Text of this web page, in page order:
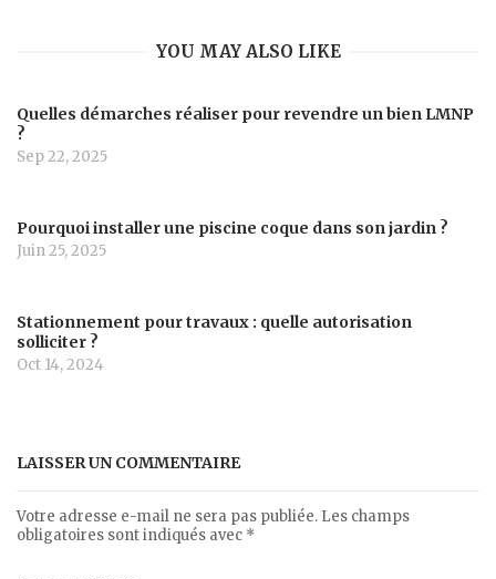
YOU MAY ALSO LIKE
Quelles démarches réaliser pour revendre un bien LMNP
?
Sep 22, 2025
Pourquoi installer une piscine coque dans son jardin ?
Juin 25, 2025
Stationnement pour travaux : quelle autorisation
solliciter ?
Oct 14, 2024
LAISSER UN COMMENTAIRE
Votre adresse e-mail ne sera pas publiée. Les champs
obligatoires sont indiqués avec *